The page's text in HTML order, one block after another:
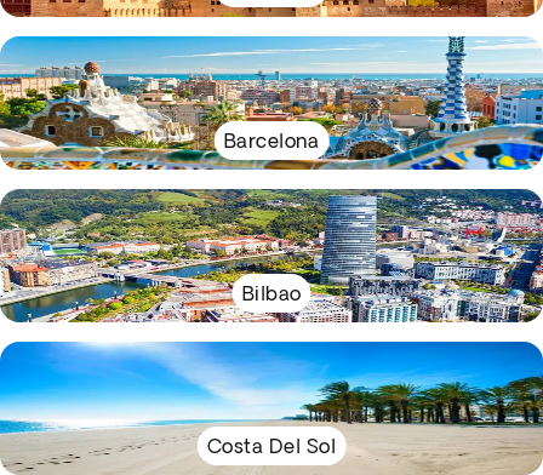
Barcelona
Bilbao
Costa Del Sol